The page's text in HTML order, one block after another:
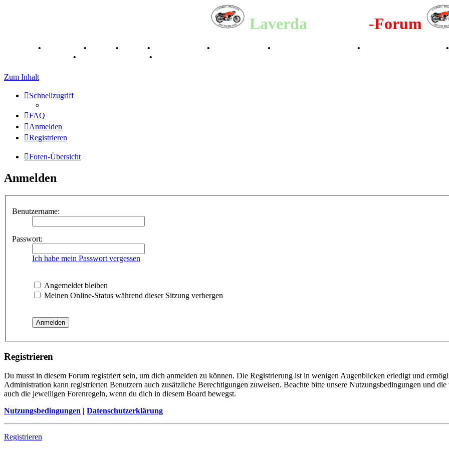
Laverda -Forum
• • • • • • • •
• •
Zum Inhalt
Schnellzugriff
FAQ
Anmelden
Registrieren
Foren-Übersicht
Anmelden
Benutzername:
Passwort:
Ich habe mein Passwort vergessen
Angemeldet bleiben
Meinen Online-Status während dieser Sitzung verbergen
Registrieren
Du musst in diesem Forum registriert sein, um dich anmelden zu können. Die Registrierung ist in wenigen Augenblicken erledigt und
Administration kann registrierten Benutzern auch zusätzliche Berechtigungen zuweisen. Beachte bitte unsere Nutzungsbedingungen und
auch die jeweiligen Forenregeln, wenn du dich in diesem Board bewegst.
Nutzungsbedingungen | Datenschutzerklärung
Registrieren